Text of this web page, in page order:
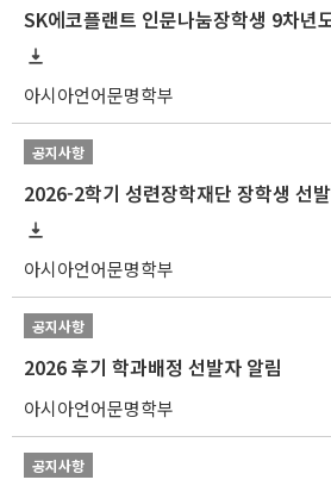
아시아언어문명학부
공지사항
2026-2학기 성련장학재단 장학생 선
아시아언어문명학부
공지사항
2026 후기 학과배정 선발자 알림
아시아언어문명학부
공지사항